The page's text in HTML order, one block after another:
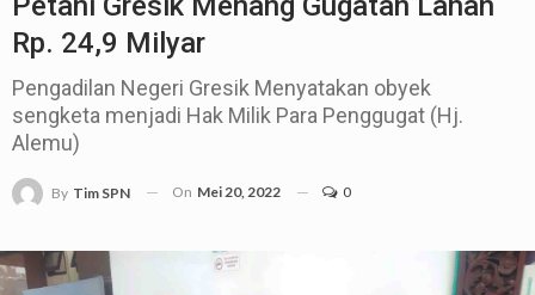
Rp. 24,9 Milyar
Pengadilan Negeri Gresik Menyatakan obyek
sengketa menjadi Hak Milik Para Penggugat (Hj.
Alemu)
By Tim SPN On Mei 20, 2022 0